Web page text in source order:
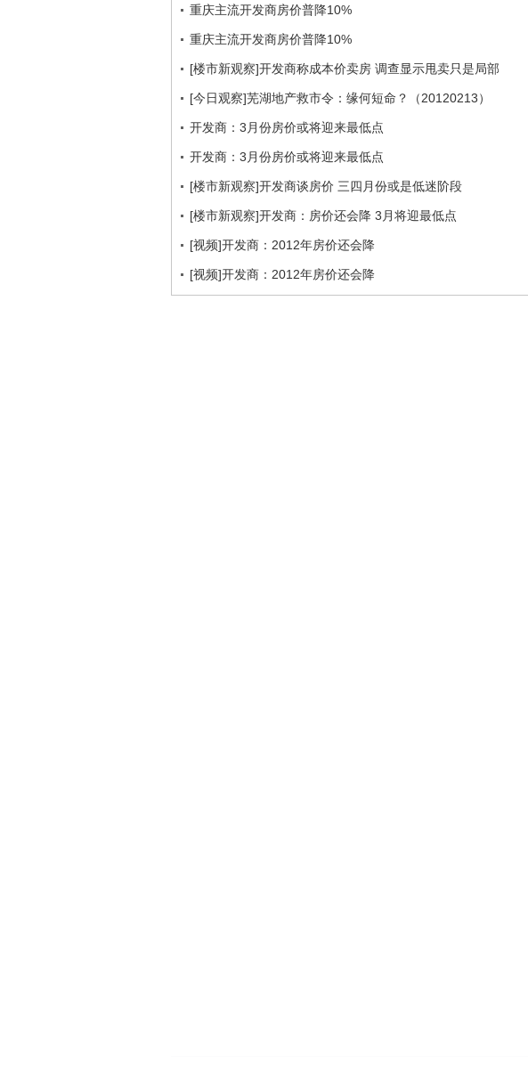
重庆主流开发商房价普降10%
重庆主流开发商房价普降10%
[楼市新观察]开发商称成本价卖房 调查显示甩卖只是局部
[今日观察]芜湖地产救市令：缘何短命？（20120213）
开发商：3月份房价或将迎来最低点
开发商：3月份房价或将迎来最低点
[楼市新观察]开发商谈房价 三四月份或是低迷阶段
[楼市新观察]开发商：房价还会降 3月将迎最低点
[视频]开发商：2012年房价还会降
[视频]开发商：2012年房价还会降